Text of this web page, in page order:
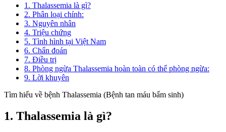
1. Thalassemia là gì?
2. Phân loại chính:
3. Nguyên nhân
4. Triệu chứng
5. Tình hình tại Việt Nam
6. Chẩn đoán
7. Điều trị
8. Phòng ngừa Thalassemia hoàn toàn có thể phòng ngừa:
9. Lời khuyên
Tìm hiểu về bệnh Thalassemia (Bệnh tan máu bẩm sinh)
1. Thalassemia là gì?